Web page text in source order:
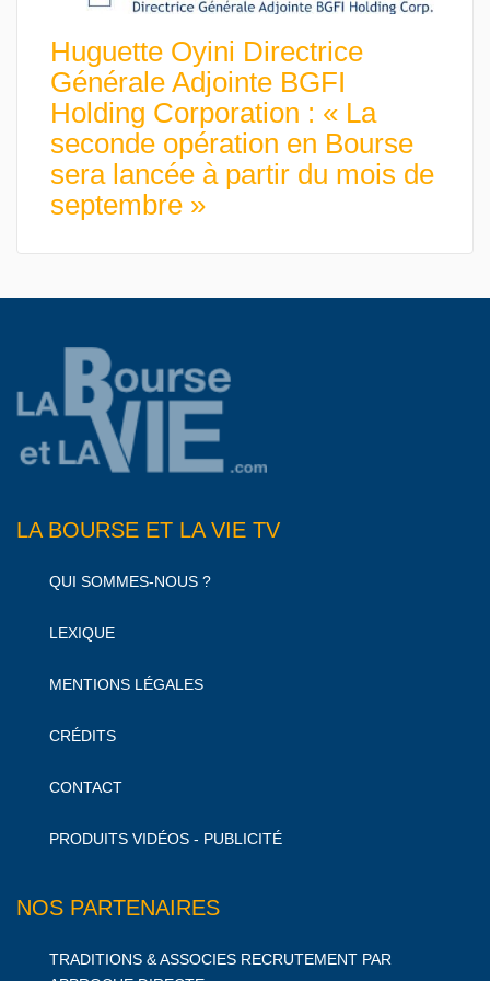
Huguette Oyini Directrice
Générale Adjointe BGFI
Holding Corporation : « La
seconde opération en Bourse
sera lancée à partir du mois de
septembre »
LA BOURSE ET LA VIE TV
QUI SOMMES-NOUS ?
LEXIQUE
MENTIONS LÉGALES
CRÉDITS
CONTACT
PRODUITS VIDÉOS - PUBLICITÉ
NOS PARTENAIRES
TRADITIONS & ASSOCIES RECRUTEMENT PAR